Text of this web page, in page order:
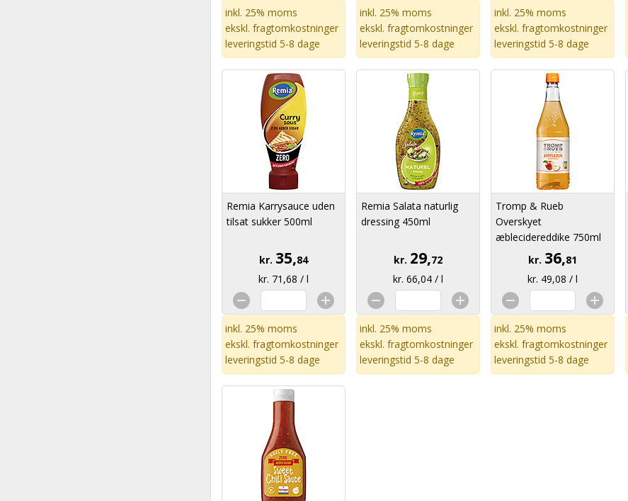
inkl. 25% moms
ekskl. fragtomkostninger
leveringstid 5-8 dage
inkl. 25% moms
ekskl. fragtomkostninger
leveringstid 5-8 dage
inkl. 25% moms
ekskl. fragtomkostninger
leveringstid 5-8 dage
Remia Karrysauce uden
tilsat sukker 500ml
kr. 35,84
kr. 71,68 / l
inkl. 25% moms
ekskl. fragtomkostninger
leveringstid 5-8 dage
Remia Salata naturlig
dressing 450ml
kr. 29,72
kr. 66,04 / l
inkl. 25% moms
ekskl. fragtomkostninger
leveringstid 5-8 dage
Tromp & Rueb
Overskyet
æblecidereddike 750ml
kr. 36,81
kr. 49,08 / l
inkl. 25% moms
ekskl. fragtomkostninger
leveringstid 5-8 dage